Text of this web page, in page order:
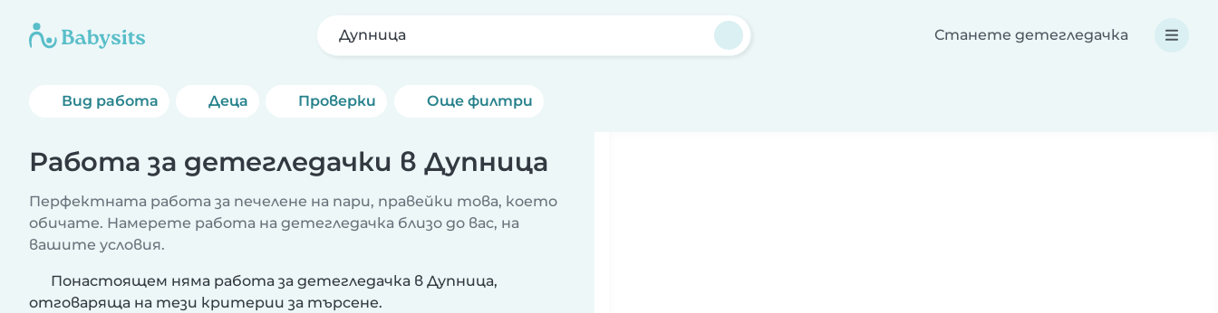
Дупница Станете детегледачка
Вид работа Деца Проверки Още филтри
Работа за детегледачки в Дупница
Перфектната работа за печелене на пари, правейки това, което
обичате. Намерете работа на детегледачка близо до вас, на
вашите условия.
Понастоящем няма работа за детегледачка в Дупница,
отговаряща на тези критерии за търсене.